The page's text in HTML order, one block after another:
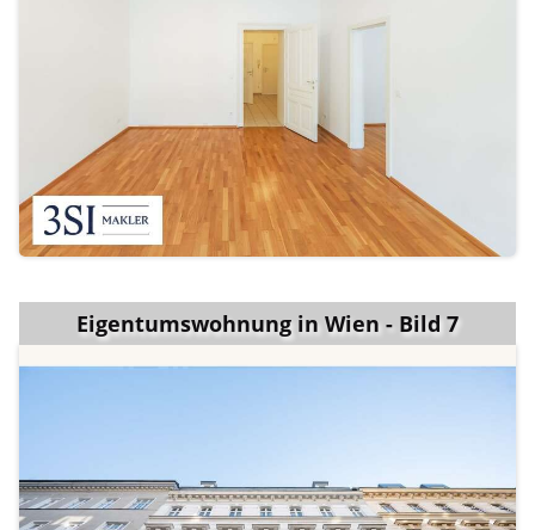
Eigentumswohnung in Wien - Bild 7